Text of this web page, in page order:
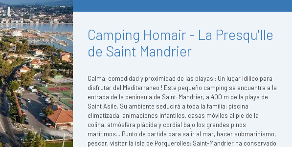
Camping Homair - La Presqu'Ile
de Saint Mandrier
Calma, comodidad y proximidad de las playas : Un lugar idilico para
disfrutar del Mediterraneo ! Este pequeño camping se encuentra a la
entrada de la península de Saint-Mandrier, a 400 m de la playa de
Saint Asile. Su ambiente seducirá a toda la familia: piscina
climatizada, animaciones infantiles, casas móviles al pie de la
colina, atmósfera plácida y cordial bajo los grandes pinos
marítimos... Punto de partida para salir al mar, hacer submarinismo,
pescar, visitar la isla de Porquerolles: Saint-Mandrier ha conservado